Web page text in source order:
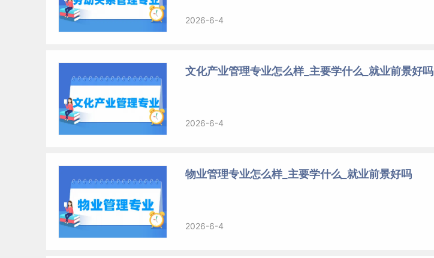
2026-6-4
文化产业管理专业怎么样_主要学什么_就业前景好吗
2026-6-4
物业管理专业怎么样_主要学什么_就业前景好吗
2026-6-4